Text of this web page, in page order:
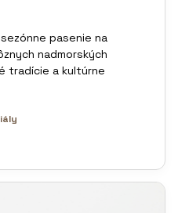
pasenie na
nadmorských
tradície a kultúrne